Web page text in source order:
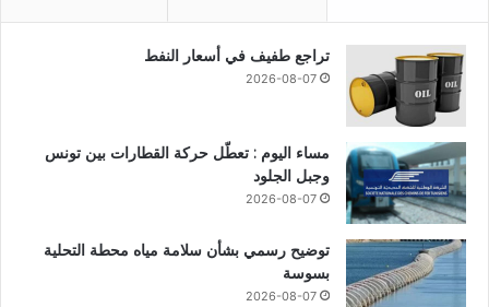
تراجع طفيف في أسعار النفط
2026-08-07
مساء اليوم : تعطّل حركة القطارات بين تونس
وجبل الجلود
2026-08-07
توضيح رسمي بشأن سلامة مياه محطة التحلية
بسوسة
2026-08-07